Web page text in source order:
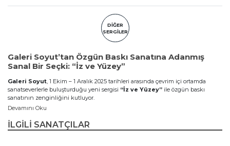
DİĞER
SERGİLER
Galeri Soyut’tan Özgün Baskı Sanatına Adanmış
Sanal Bir Seçki: “İz ve Yüzey”
Galeri Soyut, 1 Ekim – 1 Aralık 2025 tarihleri arasında çevrim içi ortamda
sanatseverlerle buluşturduğu yeni sergisi “İz ve Yüzey” ile özgün baskı
sanatının zenginliğini kutluyor.
Türkiye'nin baskı resim tarihinde önemli yere sahip sanatçılardan genç kuşak
üreticilere uzanan geniş bir yelpazede 40 sanatçının eserlerinin yer aldığı bu
özel sergi,gravürden serigrafiye, linol baskıdan dijital baskıya kadar
Devamını Oku
İLGİLİ SANATÇILAR